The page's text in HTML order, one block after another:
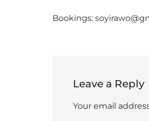
Bookings:
Leave a Reply
Your email